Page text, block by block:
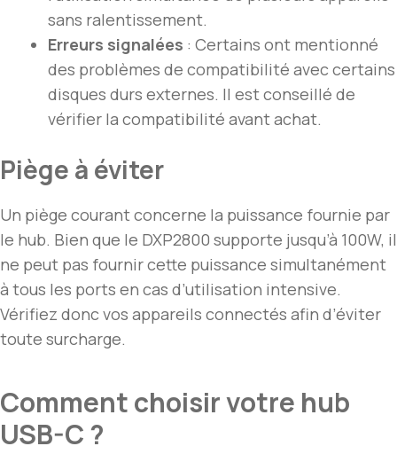
sans ralentissement.
Erreurs signalées : Certains ont mentionné
des problèmes de compatibilité avec certains
disques durs externes. Il est conseillé de
vérifier la compatibilité avant achat.
Piège à éviter
Un piège courant concerne la puissance fournie par
le hub. Bien que le DXP2800 supporte jusqu’à 100W, il
ne peut pas fournir cette puissance simultanément
à tous les ports en cas d’utilisation intensive.
Vérifiez donc vos appareils connectés afin d’éviter
toute surcharge.
Comment choisir votre hub
USB-C ?